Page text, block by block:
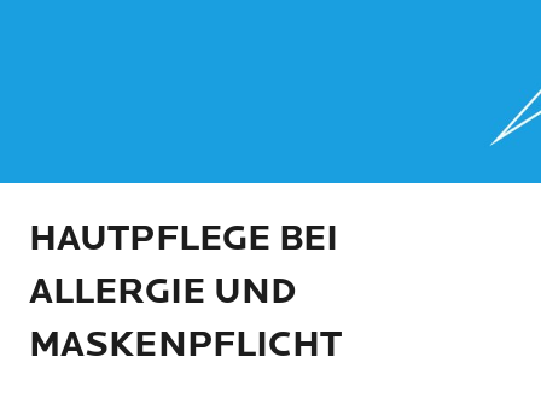
HAUTPFLEGE BEI
ALLERGIE UND
MASKENPFLICHT